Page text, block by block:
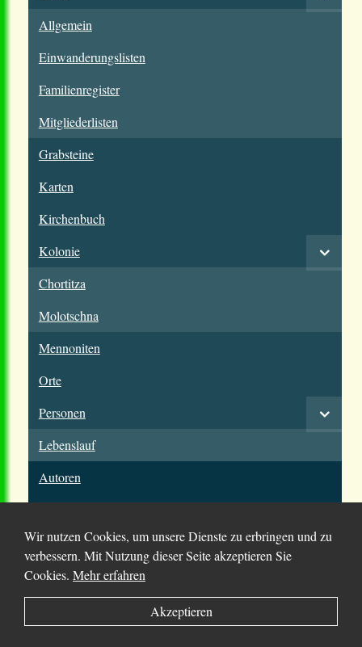
Allgemein
Einwanderungslisten
Familienregister
Mitgliederlisten
Grabsteine
Karten
Kirchenbuch
Kolonie
Chortitza
Molotschna
Mennoniten
Orte
Personen
Lebenslauf
Autoren
© 2025 Chortitza.org | Supported byD. F. Plett
Historical Research Foundation Inc.
Wir nutzen Cookies, um unsere Dienste zu erbringen und zu
verbessern. Mit Nutzung dieser Seite akzeptieren Sie
Cookies. Mehr erfahren
Akzeptieren